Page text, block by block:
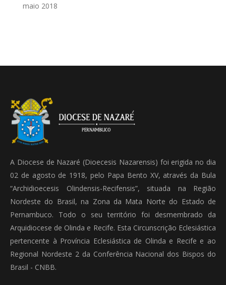
maio 2018
A Diocese de Nazaré (Dioecesis Nazarensis) foi erigida no dia
02 de agosto de 1918, pelo Papa Bento XV, através da Bula
“Archidioecesis Olindensis-Recifensis”, situada na Região
Nordeste do Brasil, na Zona da Mata Norte do Estado de
Pernambuco. Todo o seu território foi desmembrado da
Arquidiocese de Olinda e Recife. Esta Circunscrição Eclesiástica
pertencente à Província Eclesiástica de Olinda e Recife e ao
Regional Nordeste 2 da Conferência Nacional dos Bispos do
Brasil - CNBB.